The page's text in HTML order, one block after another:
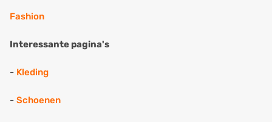
Fashion
Interessante pagina's
- Kleding
- Schoenen